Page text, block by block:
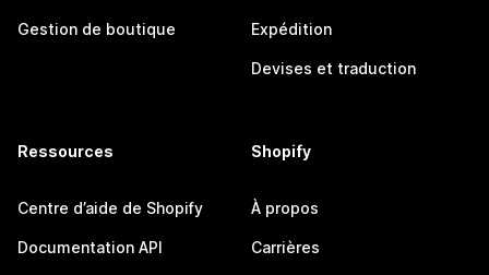
Gestion de boutique Expédition
Devises et traduction
Ressources
Centre d’aide de Shopify
Documentation API
Shopify
À propos
Carrières